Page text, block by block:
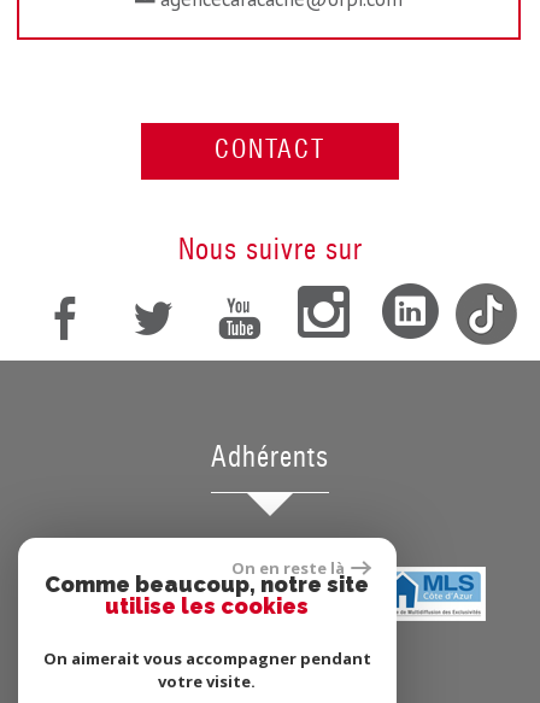
CONTACT
nous suivre sur
adhérents
On en reste là
Comme beaucoup, notre site
utilise les cookies
On aimerait vous accompagner pendant
votre visite.